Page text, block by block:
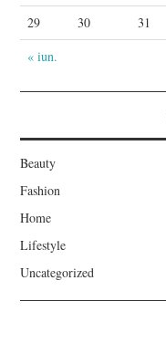
« iun.
29
30 31
Beauty
Fashion
Home
Lifestyle
Uncategorized